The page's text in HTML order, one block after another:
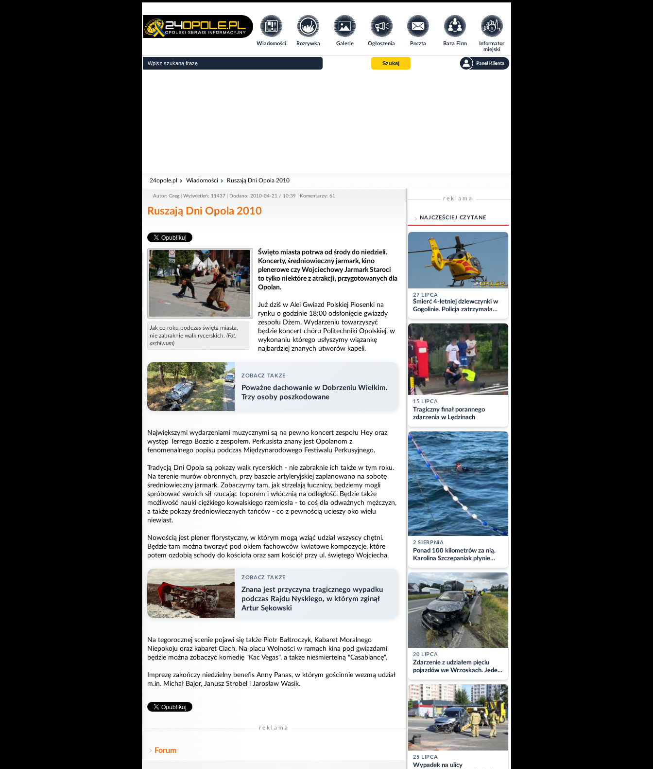
Wiadomości Rozrywka Galerie Ogłoszenia Poczta Baza Firm
Informator
miejski
Szukaj
24opole.pl Wiadomości Ruszają Dni Opola 2010
Autor: Greg Wyświetleń: 11437 Dodano: 2010-04-21 / 10:39 Komentarzy: 61
Ruszają Dni Opola 2010
Jak co roku podczas święta miasta,
nie zabraknie walk rycerskich. (Fot.
archiwum)
Święto miasta potrwa od środy do niedzieli.
Koncerty, średniowieczny jarmark, kino
plenerowe czy Wojciechowy Jarmark Staroci
to tylko niektóre z atrakcji, przygotowanych dla
Opolan.
Już dziś w Alei Gwiazd Polskiej Piosenki na
rynku o godzinie 18:00 odsłonięcie gwiazdy
zespołu Dżem. Wydarzeniu towarzyszyć
będzie koncert chóru Politechniki Opolskiej, w
wykonaniu którego usłyszymy wiązankę
najbardziej znanych utworów kapeli.
ZOBACZ TAKZE
Poważne dachowanie w Dobrzeniu Wielkim.
Trzy osoby poszkodowane
Największymi wydarzeniami muzycznymi są na pewno koncert zespołu Hey oraz
występ Terrego Bozzio z zespołem. Perkusista znany jest Opolanom z
fenomenalnego popisu podczas Międzynarodowego Festiwalu Perkusyjnego.
Tradycją Dni Opola są pokazy walk rycerskich - nie zabraknie ich także w tym roku.
Na terenie murów obronnych, przy baszcie artyleryjskiej zaplanowano na sobotę
średniowieczny jarmark. Zobaczymy tam, jak strzelają łucznicy, będziemy mogli
spróbować swoich sił rzucając toporem i włócznią na odległość. Będzie także
możliwość nauki ciężkiego kowalskiego rzemiosła - to coś dla odważnych mężczyzn,
a także pokazy średniowiecznych tańców - co z pewnością ucieszy oko wielu
niewiast.
Nowością jest plener florystyczny, w którym mogą wziąć udział wszyscy chętni.
Będzie tam można tworzyć pod okiem fachowców kwiatowe kompozycje, które
potem ozdobią schody do kościoła oraz sam kościół przy ul. świętego Wojciecha.
ZOBACZ TAKZE
Znana jest przyczyna tragicznego wypadku
podczas Rajdu Nyskiego, w którym zginął
Artur Sękowski
Na tegorocznej scenie pojawi się także Piotr Bałtroczyk, Kabaret Moralnego
Niepokoju oraz kabaret Ciach. Na placu Wolności w ramach kina pod gwiazdami
będzie można zobaczyć komedię "Kac Vegas", a także nieśmiertelną "Casablancę".
Imprezę zakończy niedzielny benefis Anny Panas, w którym gościnnie wezmą udział
m.in. Michał Bajor, Janusz Strobel i Jarosław Wasik.
reklama
Forum
reklama
NAJCZĘŚCIEJ CZYTANE
27 LIPCA
Śmierć 4-letniej dziewczynki w
Gogolinie. Policja zatrzymała
matkę
15 LIPCA
Tragiczny finał porannego
zdarzenia w Lędzinach
2 SIERPNIA
Ponad 100 kilometrów za nią.
Karolina Szczepaniak płynie
przez Bałtyk dla Piotra.
Aktualizacja
20 LIPCA
Zdarzenie z udziałem pięciu
pojazdów we Wrzoskach. Jeden
z kierowców zabrany w
kajdankach
25 LIPCA
Wypadek na ulicy